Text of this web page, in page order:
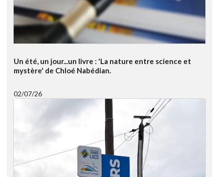
Un été, un jour...un livre : 'La nature entre science et
mystère' de Chloé Nabédian.
02/07/26